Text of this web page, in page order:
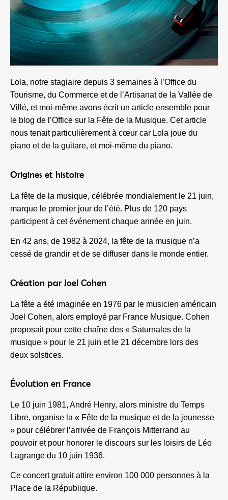
Lola, notre stagiaire depuis 3 semaines à l’Office du
Tourisme, du Commerce et de l’Artisanat de la Vallée de
Villé, et moi-même avons écrit un article ensemble pour
le blog de l’Office sur la Fête de la Musique. Cet article
nous tenait particulièrement à cœur car Lola joue du
piano et de la guitare, et moi-même du piano.
Origines et histoire
La fête de la musique, célébrée mondialement le 21 juin,
marque le premier jour de l’été. Plus de 120 pays
participent à cet événement chaque année en juin.
En 42 ans, de 1982 à 2024, la fête de la musique n’a
cessé de grandir et de se diffuser dans le monde entier.
Création par Joel Cohen
La fête a été imaginée en 1976 par le musicien américain
Joel Cohen, alors employé par France Musique. Cohen
proposait pour cette chaîne des « Saturnales de la
musique » pour le 21 juin et le 21 décembre lors des
deux solstices.
Évolution en France
Le 10 juin 1981, André Henry, alors ministre du Temps
Libre, organise la « Fête de la musique et de la jeunesse
» pour célébrer l’arrivée de François Mitterrand au
pouvoir et pour honorer le discours sur les loisirs de Léo
Lagrange du 10 juin 1936.
Ce concert gratuit attire environ 100 000 personnes à la
Place de la République.